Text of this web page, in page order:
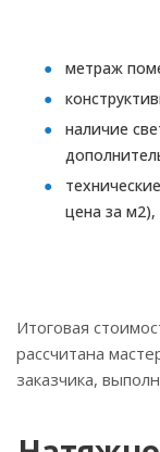
метраж
наличие
цена за
Итоговая
рассчитана
заказчика,